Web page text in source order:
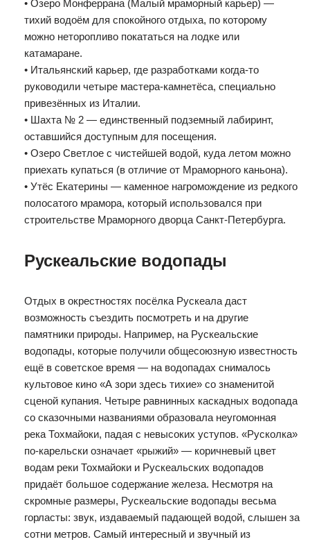
• Озеро Монферрана (Малый мраморный карьер) —
тихий водоём для спокойного отдыха, по которому
можно неторопливо покататься на лодке или
катамаране.
• Итальянский карьер, где разработками когда-то
руководили четыре мастера-камнетёса, специально
привезённых из Италии.
• Шахта № 2 — единственный подземный лабиринт,
оставшийся доступным для посещения.
• Озеро Светлое с чистейшей водой, куда летом можно
приехать купаться (в отличие от Мраморного каньона).
• Утёс Екатерины — каменное нагромождение из редкого
полосатого мрамора, который использовался при
строительстве Мраморного дворца Санкт-Петербурга.
Рускеальские водопады
Отдых в окрестностях посёлка Рускеала даст
возможность съездить посмотреть и на другие
памятники природы. Например, на Рускеальские
водопады, которые получили общесоюзную известность
ещё в советское время — на водопадах снималось
культовое кино «А зори здесь тихие» со знаменитой
сценой купания. Четыре равнинных каскадных водопада
со сказочными названиями образовала неугомонная
река Тохмайоки, падая с невысоких уступов. «Русколка»
по-карельски означает «рыжий» — коричневый цвет
водам реки Тохмайоки и Рускеальских водопадов
придаёт большое содержание железа. Несмотря на
скромные размеры, Рускеальские водопады весьма
горласты: звук, издаваемый падающей водой, слышен за
сотни метров. Самый интересный и звучный из